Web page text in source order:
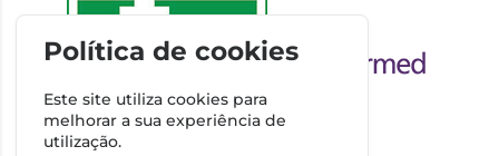
Política de cookies
Este site utiliza cookies para
melhorar a sua experiência de
utilização.